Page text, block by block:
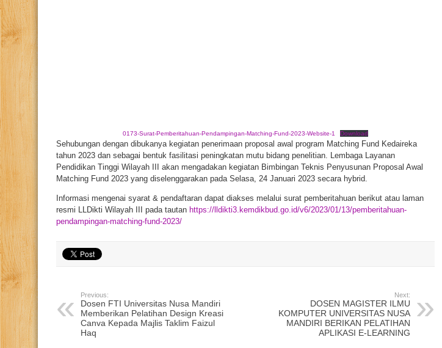
0173-Surat-Pemberitahuan-Pendampingan-Matching-Fund-2023-Website-1 Download
Sehubungan dengan dibukanya kegiatan penerimaan proposal awal program Matching Fund Kedaireka
tahun 2023 dan sebagai bentuk fasilitasi peningkatan mutu bidang penelitian. Lembaga Layanan
Pendidikan Tinggi Wilayah III akan mengadakan kegiatan Bimbingan Teknis Penyusunan Proposal Awal
Matching Fund 2023 yang diselenggarakan pada Selasa, 24 Januari 2023 secara hybrid.
Informasi mengenai syarat & pendaftaran dapat diakses melalui surat pemberitahuan berikut atau laman
resmi LLDikti Wilayah III pada tautan https://lldikti3.kemdikbud.go.id/v6/2023/01/13/pemberitahuan-
pendampingan-matching-fund-2023/
Previous:
Dosen FTI Universitas Nusa Mandiri
Memberikan Pelatihan Design Kreasi
Canva Kepada Majlis Taklim Faizul
Haq
Next:
DOSEN MAGISTER ILMU
KOMPUTER UNIVERSITAS NUSA
MANDIRI BERIKAN PELATIHAN
APLIKASI E-LEARNING